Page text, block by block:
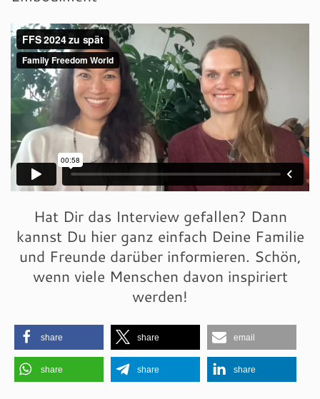
Hat Dir das Interview gefallen? Dann
kannst Du hier ganz einfach Deine Familie
und Freunde darüber informieren. Schön,
wenn viele Menschen davon inspiriert
werden!
share share email
share share share